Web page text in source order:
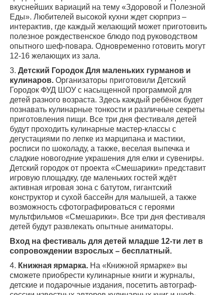
вкуснейших вариаций на тему «Здоровой и Полезной
Еды». Любителей высокой кухни ждет сюрприз –
интерактив, где каждый желающий может приготовить
полезное рождественское блюдо под руководством
опытного шеф-повара. Одновременно готовить могут
12-16 желающих из зала.
3. Детский Городок Для маленьких гурманов и
кулинаров. Организаторы приготовили Детский
Городок ФУД ШОУ с насыщенной программой для
детей разного возраста. Здесь каждый ребёнок будет
познавать кулинарные тонкости и различные секреты
приготовления пищи. Все три дня фестиваля детей
будут проходить кулинарные мастер-классы с
дегустациями по лепке из марципана и мастики,
росписи по шоколаду, а также, веселая выпечка и
сладкие новогодние украшения для елки и сувениры.
Детский городок от проекта «Смешарики» представит
игровую площадку, где маленьких гостей ждёт
активная игровая зона с батутом, гигантский
конструктор и сухой бассейн для малышей, а также
возможность сфотографироваться с героями
мультфильмов «Смешарики». Все три дня фестиваля
детей будут развлекать опытные аниматоры.
Вход на фестиваль для детей младше 12-ти лет в
сопровождении взрослых – бесплатный.
4. Книжная ярмарка. На «Книжной ярмарке» вы
сможете приобрести кулинарные книги и журналы,
детские и подарочные издания, посетить автограф-